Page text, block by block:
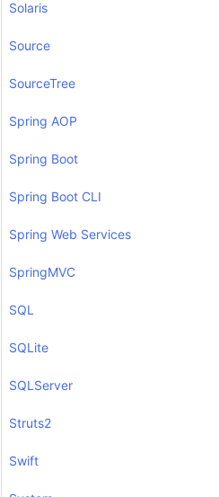
Solaris
Source
SourceTree
Spring AOP
Spring Boot
Spring Boot CLI
Spring Web Services
SpringMVC
SQL
SQLite
SQLServer
Struts2
Swift